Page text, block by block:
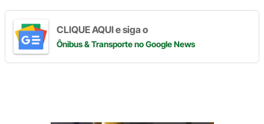
CLIQUE AQUI e siga o
Ônibus & Transporteno Google News